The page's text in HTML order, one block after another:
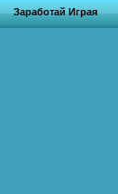
Заработай Играя